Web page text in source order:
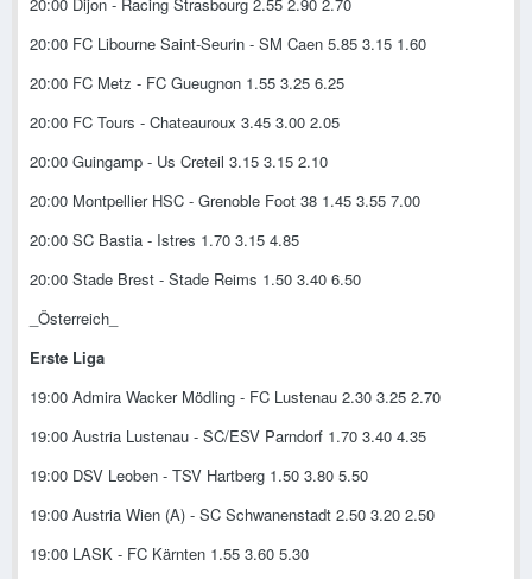
20:00 FC Libourne Saint-Seurin - SM Caen 5.85 3.15 1.60
20:00 FC Metz - FC Gueugnon 1.55 3.25 6.25
20:00 FC Tours - Chateauroux 3.45 3.00 2.05
20:00 Guingamp - Us Creteil 3.15 3.15 2.10
20:00 Montpellier HSC - Grenoble Foot 38 1.45 3.55 7.00
20:00 SC Bastia - Istres 1.70 3.15 4.85
20:00 Stade Brest - Stade Reims 1.50 3.40 6.50
_Österreich_
Erste Liga
19:00 Admira Wacker Mödling - FC Lustenau 2.30 3.25 2.70
19:00 Austria Lustenau - SC/ESV Parndorf 1.70 3.40 4.35
19:00 DSV Leoben - TSV Hartberg 1.50 3.80 5.50
19:00 Austria Wien (A) - SC Schwanenstadt 2.50 3.20 2.50
19:00 LASK - FC Kärnten 1.55 3.60 5.30